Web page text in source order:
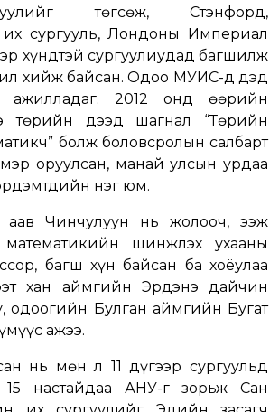
төгсөж, Стэнфорд,
сургууль, Лондоны Империал
хүндтэй сургуулиудад багшилж
хийж байсан. Одоо МУИС-д дэд
ажилладаг. 2012 онд өөрийн
төрийн дээд шагнал “Төрийн
болж боловсролын салбарт
оруулсан, манай улсын урдаа
нэг юм.
аав Чинчулуун нь жолооч, ээж
шинжлэх ухааны
багш хүн байсан ба хоёулаа
хан аймгийн Эрдэнэ дайчин
одоогийн Булган аймгийн Бугат
ажээ.
нь мөн л 11 дүгээр сургуульд
15 настайдаа АНУ-г зорьж Сан